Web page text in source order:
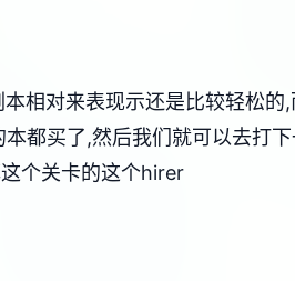
相对来表现示还是比较轻松
都买了,然后我们就可以去打
个关卡的这个hirer